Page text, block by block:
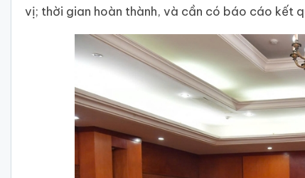
vị; thời gian hoàn thành, và cần có báo cáo kết